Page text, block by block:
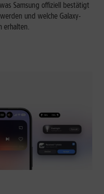
Samsung offiziell bestätigt
und welche Galaxy-
erhalten.